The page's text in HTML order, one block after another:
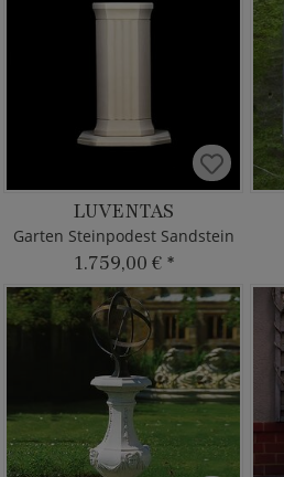
LUVENTAS
Garten Steinpodest Sandstein
1.759,00 € *